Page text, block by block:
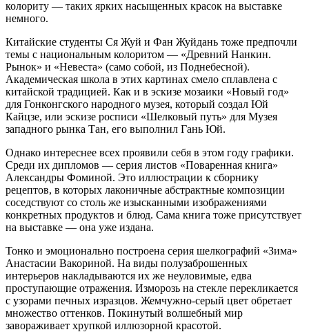
колориту — таких ярких насыщенных красок на выставке
немного.
Китайские студенты Ся Жуй и Фан Жуйдань тоже предпочли
темы с национальным колоритом — «Древний Нанкин.
Рынок» и «Невеста» (само собой, из Поднебесной).
Академическая школа в этих картинах смело сплавлена с
китайской традицией. Как и в эскизе мозаики «Новый год»
для Гонконгского народного музея, который создал Юй
Кайцзе, или эскизе росписи «Шелковый путь» для Музея
западного рынка Тан, его выполнил Гань Юй.
Однако интереснее всех проявили себя в этом году графики.
Среди их дипломов — серия лис­тов «Поваренная книга»
Александ­ры Фоминой. Это иллюстрации к сборнику
рецептов, в которых лаконичные абстрактные композиции
соседствуют со столь же изысканными изображениями
конкретных продуктов и блюд. Сама книга тоже присутствует
на выставке — она уже издана.
Тонко и эмоционально построена серия шелкографий «Зима»
Анастасии Вакориной. На виды полузаброшенных
интерьеров накладываются их же неуловимые, едва
проступающие отражения. Изморозь на стекле перекликается
с узорами печных изразцов. Жемчужно-серый цвет обретает
множество оттенков. Покинутый волшебный мир
завораживает хрупкой иллюзорной красотой.